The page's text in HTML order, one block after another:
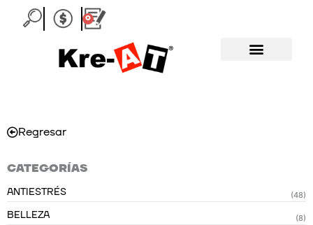
0
Carrito
Regresar
CATEGORÍAS
ANTIESTRÉS (48)
BELLEZA (8)